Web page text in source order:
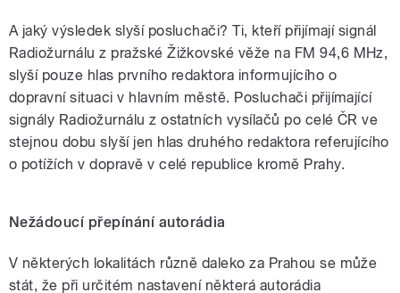
A jaký výsledek slyší posluchači? Ti, kteří přijímají signál
Radiožurnálu z pražské Žižkovské věže na FM 94,6 MHz,
slyší pouze hlas prvního redaktora informujícího o
dopravní situaci v hlavním městě. Posluchači přijímající
signály Radiožurnálu z ostatních vysílačů po celé ČR ve
stejnou dobu slyší jen hlas druhého redaktora referujícího
o potížích v dopravě v celé republice kromě Prahy.
Nežádoucí přepínání autorádia
V některých lokalitách různě daleko za Prahou se může
stát, že při určitém nastavení některá autorádia